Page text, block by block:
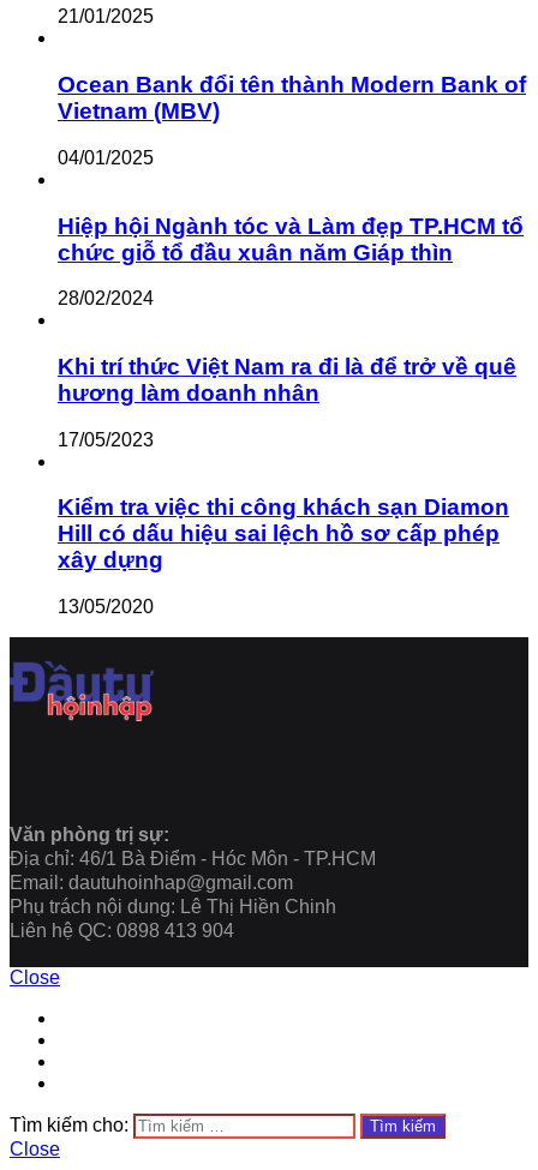
21/01/2025
Ocean Bank đổi tên thành Modern Bank of
Vietnam (MBV)
04/01/2025
Hiệp hội Ngành tóc và Làm đẹp TP.HCM tổ
chức giỗ tổ đầu xuân năm Giáp thìn
28/02/2024
Khi trí thức Việt Nam ra đi là để trở về quê
hương làm doanh nhân
17/05/2023
Kiểm tra việc thi công khách sạn Diamon
Hill có dấu hiệu sai lệch hồ sơ cấp phép
xây dựng
13/05/2020
Văn phòng trị sự:
Địa chỉ: 46/1 Bà Điểm - Hóc Môn - TP.HCM
Email: dautuhoinhap@gmail.com
Phụ trách nội dung: Lê Thị Hiền Chinh
Liên hệ QC: 0898 413 904
Close
Tìm kiếm cho:
Close